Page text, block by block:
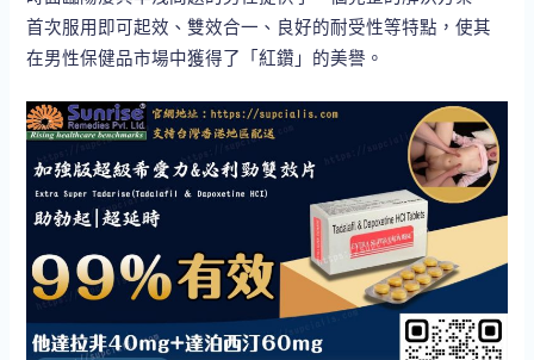
首次服用即可起效、雙效合一、良好的耐受性等特點，使其
在男性保健品市場中獲得了「紅鑽」的美譽。